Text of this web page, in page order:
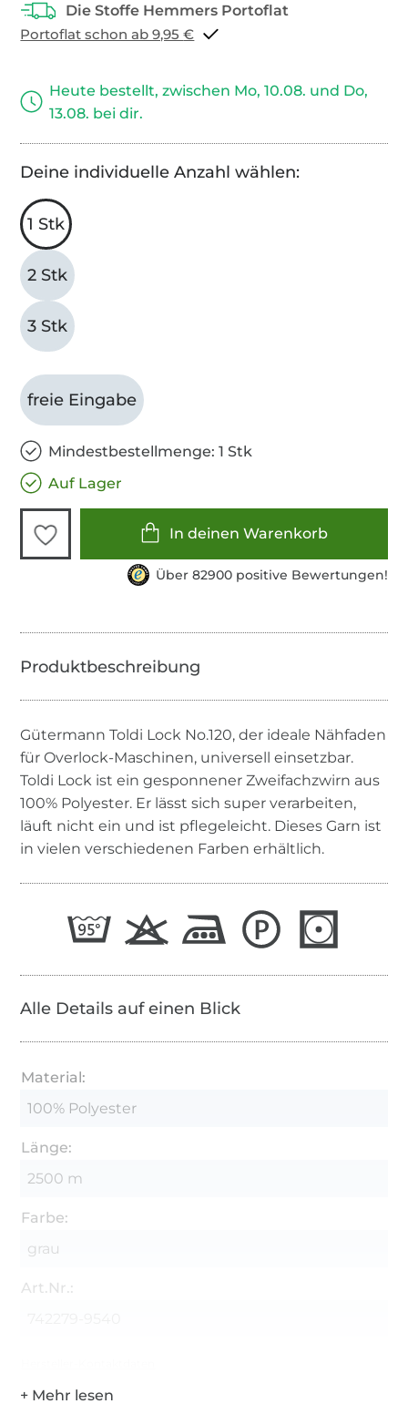
Portoflat schon ab 9,95 €
Heute bestellt, zwischen Mo, 10.08. und Do,
13.08. bei dir.
Deine individuelle Anzahl wählen:
1 Stk
2 Stk
3 Stk
freie Eingabe
Mindestbestellmenge: 1 Stk
Auf Lager
In deinen Warenkorb
Über 82900 positive Bewertungen!
Gütermann Toldi Lock No.120, der ideale Nähfaden
für Overlock-Maschinen, universell einsetzbar.
Toldi Lock ist ein gesponnener Zweifachzwirn aus
100% Polyester. Er lässt sich super verarbeiten,
läuft nicht ein und ist pflegeleicht. Dieses Garn ist
in vielen verschiedenen Farben erhältlich.
Alle Details auf einen Blick
Material:
100% Polyester
Länge:
2500 m
Farbe:
grau
Art.Nr.: